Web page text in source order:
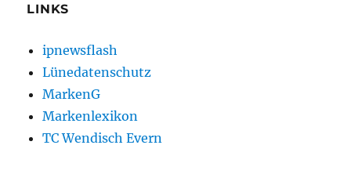
LINKS
ipnewsflash
Lünedatenschutz
MarkenG
Markenlexikon
TC Wendisch Evern